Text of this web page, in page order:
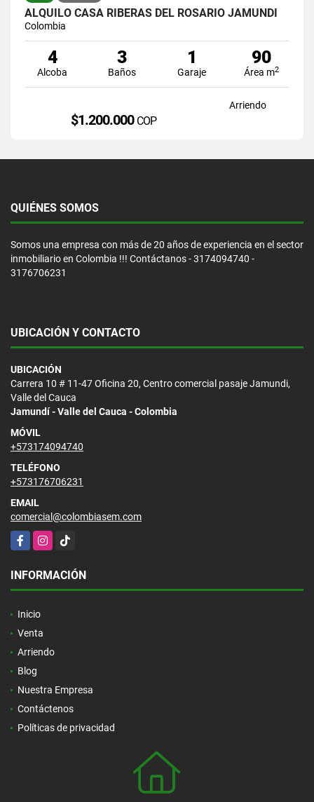
ALQUILO CASA RIBERAS DEL ROSARIO JAMUNDI
Colombia
4
Alcoba
3
Baños
1
Garaje
90
Área m2
Arriendo
$1.200.000 COP
QUIÉNES SOMOS
Somos una empresa con más de 20 años de experiencia en el sector
inmobiliario en Colombia !!! Contáctanos - 3174094740 -
3176706231
UBICACIÓN Y CONTACTO
UBICACIÓN
Carrera 10 # 11-47 Oficina 20, Centro comercial pasaje Jamundi,
Valle del Cauca
Jamundí - Valle del Cauca - Colombia
MÓVIL
+573174094740
TELÉFONO
+573176706231
EMAIL
comercial@colombiasem.com
FacebookInstagram
TikTok
INFORMACIÓN
Inicio
Venta
Arriendo
Blog
Nuestra Empresa
Contáctenos
Políticas de privacidad